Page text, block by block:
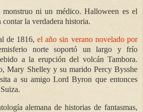
monstruo ni un médico. Halloween es el
contar la verdadera historia.
de 1816,el año sin verano novelado por
norte soportó un largo y frío
a la erupción del volcán Tambora.
Mary Shelley y su marido Percy Bysshe
a su amigo Lord Byron que entonces
alemana de historias de fantasmas,